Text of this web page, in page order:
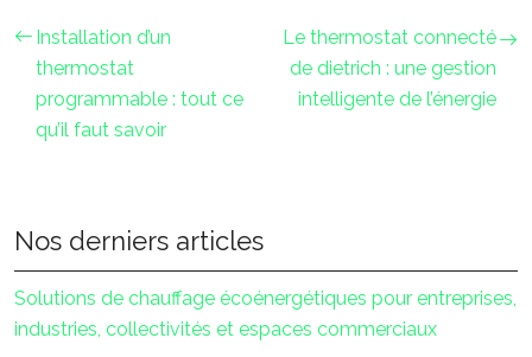
Installation d’un
thermostat
programmable : tout ce
qu’il faut savoir
Le thermostat connecté
de dietrich : une gestion
intelligente de l’énergie
Nos derniers articles
Solutions de chauffage écoénergétiques pour entreprises,
industries, collectivités et espaces commerciaux